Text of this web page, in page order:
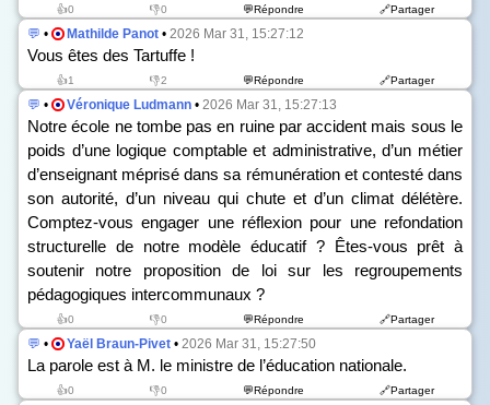
👍0 👎0 💬Répondre 🔗Partager
💬 • Mathilde Panot • 2026 Mar 31, 15:27:12
Vous êtes des Tartuffe !
👍1 👎2 💬Répondre 🔗Partager
💬 • Véronique Ludmann • 2026 Mar 31, 15:27:13
Notre école ne tombe pas en ruine par accident mais sous le
poids d’une logique comptable et administrative, d’un métier
d’enseignant méprisé dans sa rémunération et contesté dans
son autorité, d’un niveau qui chute et d’un climat délétère.
Comptez-vous engager une réflexion pour une refondation
structurelle de notre modèle éducatif ? Êtes-vous prêt à
soutenir notre proposition de loi sur les regroupements
pédagogiques intercommunaux ?
👍0 👎0 💬Répondre 🔗Partager
💬 • Yaël Braun-Pivet • 2026 Mar 31, 15:27:50
La parole est à M. le ministre de l’éducation nationale.
👍0 👎0 💬Répondre 🔗Partager